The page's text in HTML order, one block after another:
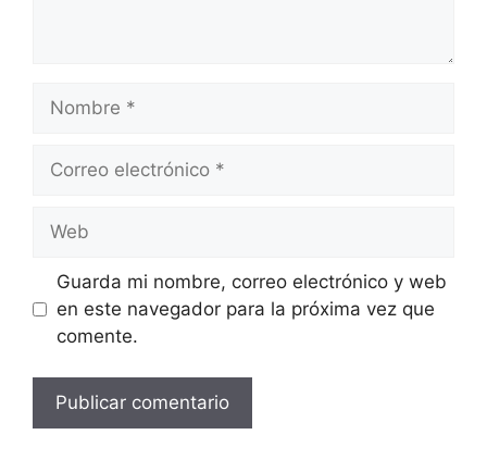
electrónico
Guarda mi nombre, correo electrónico y web
en este navegador para la próxima vez que
comente.